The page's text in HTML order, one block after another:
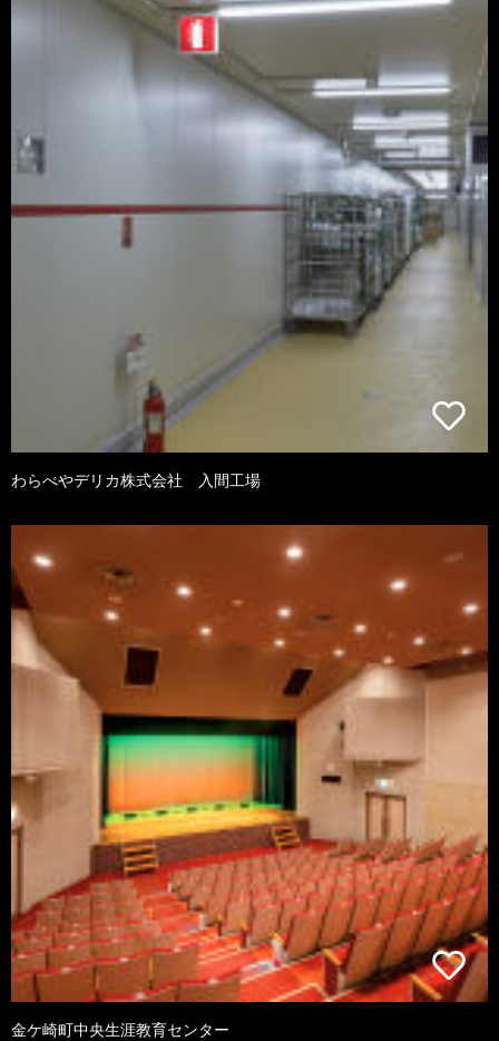
わらべやデリカ株式会社 入間工場
金ケ崎町中央生涯教育センター